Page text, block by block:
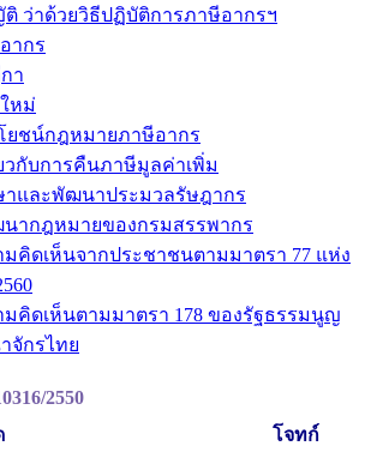
ว่าด้วยวิธีปฏิบัติการภาษีอากรฯ
ากร
า
หม่
ยชน์กฎหมายภาษีอากร
วกับการคืนภาษีมูลค่าเพิ่ม
าและพัฒนาประมวลรัษฎากร
ากฎหมายของกรมสรรพากร
มคิดเห็นจากประชาชนตามมาตรา 77 แห่ง
มคิดเห็นตามมาตรา 178 ของรัฐธรรมนูญ
จักรไทย
2550
โจทก์